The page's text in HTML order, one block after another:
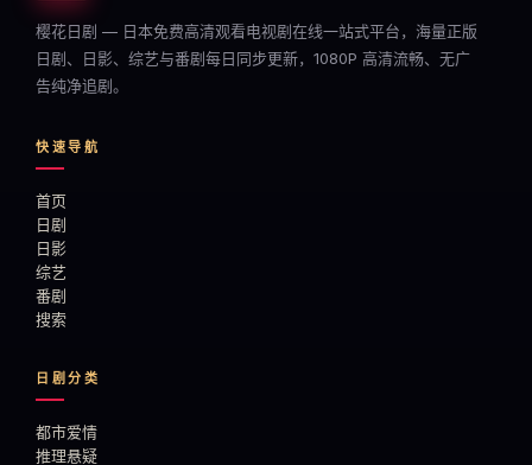
樱花日剧 — 日本免费高清观看电视剧在线一站式平台，海量正版
日剧、日影、综艺与番剧每日同步更新，1080P 高清流畅、无广
告纯净追剧。
快速导航
首页
日剧
日影
综艺
番剧
搜索
日剧分类
都市爱情
推理悬疑